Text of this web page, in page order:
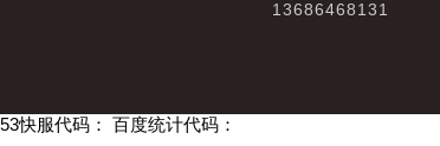
13686468131
53快服代码： 百度统计代码：